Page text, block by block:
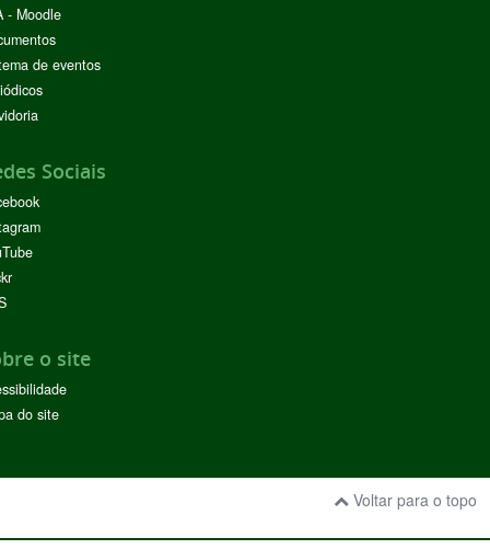
- Moodle
de eventos
Sociais
o site
do site
Voltar para o topo